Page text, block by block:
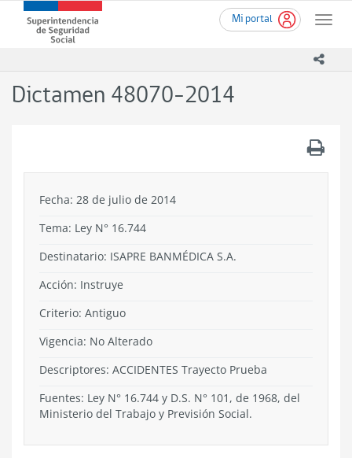
contenido
Mi portal
Toggle
Superintendencia
de
-
Dictamen 48070-2014
Fecha: 28 de julio de 2014
Tema: Ley N° 16.744
Destinatario: ISAPRE BANMÉDICA S.A.
Acción: Instruye
Criterio: Antiguo
Vigencia: No Alterado
Descriptores: ACCIDENTES Trayecto Prueba
Fuentes: Ley N° 16.744 y D.S. N° 101, de 1968, del
Ministerio del Trabajo y Previsión Social.